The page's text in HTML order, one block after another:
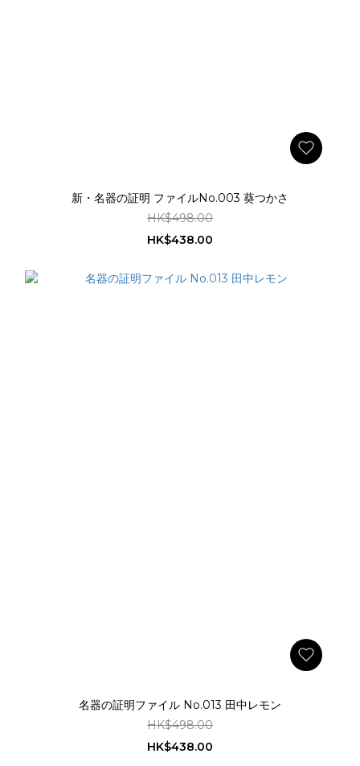
新・名器の証明 ファイルNo.003 葵つかさ
HK$498.00
HK$438.00
名器の証明ファイル No.013 田中レモン
HK$498.00
HK$438.00